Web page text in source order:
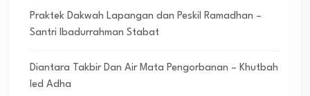
Praktek Dakwah Lapangan dan Peskil Ramadhan –
Santri Ibadurrahman Stabat
Diantara Takbir Dan Air Mata Pengorbanan – Khutbah
Ied Adha